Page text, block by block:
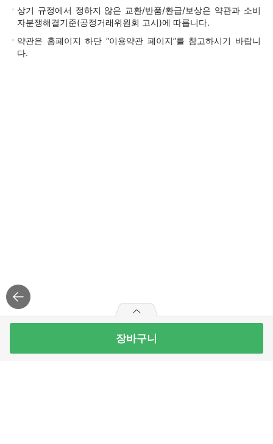
상기 규정에서 정하지 않은 교환/반품/환급/보상은 약관과 소비
자분쟁해결기준(공정거래위원회 고시)에 따릅니다.
약관은 홈페이지 하단 “이용약관 페이지”를 참고하시기 바랍니
다.
장바구니